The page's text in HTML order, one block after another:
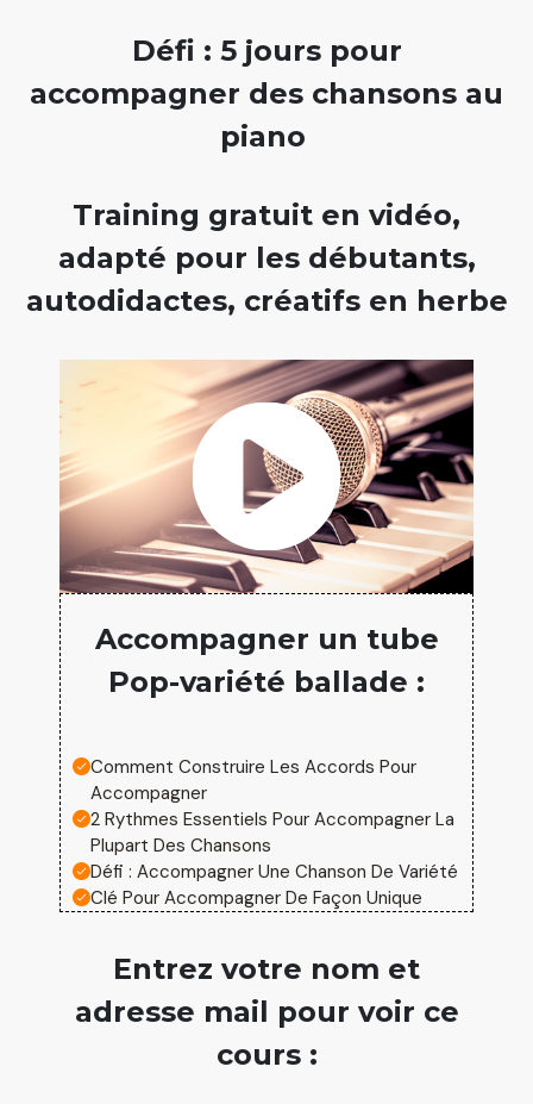
Défi : 5 jours pour
accompagner des chansons au
piano
Training gratuit en vidéo,
adapté pour les débutants,
autodidactes, créatifs en herbe
Accompagner un tube
Pop-variété ballade :
Comment Construire Les Accords Pour
Accompagner
2 Rythmes Essentiels Pour Accompagner La
Plupart Des Chansons
Défi : Accompagner Une Chanson De Variété
Clé Pour Accompagner De Façon Unique
Entrez votre nom et
adresse mail pour voir ce
cours :